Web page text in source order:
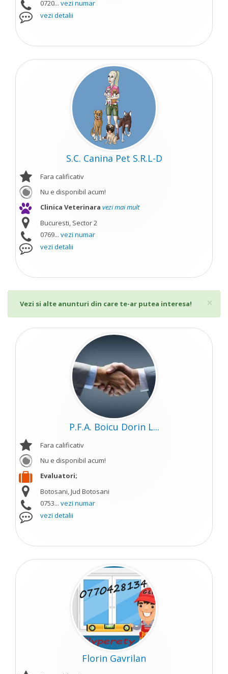
0720... vezi numar
vezi detalii
S.C. Canina Pet S.R.L-D
Fara calificativ
Nu e disponibil acum!
Clinica Veterinara vezi mai mult
Bucuresti, Sector 2
0769... vezi numar
vezi detalii
×
Vezi si alte anunturi din care te-ar putea interesa!
P.F.A. Boicu Dorin L...
Fara calificativ
Nu e disponibil acum!
Evaluatori;
Botosani, Jud Botosani
0753... vezi numar
vezi detalii
Florin Gavrilan